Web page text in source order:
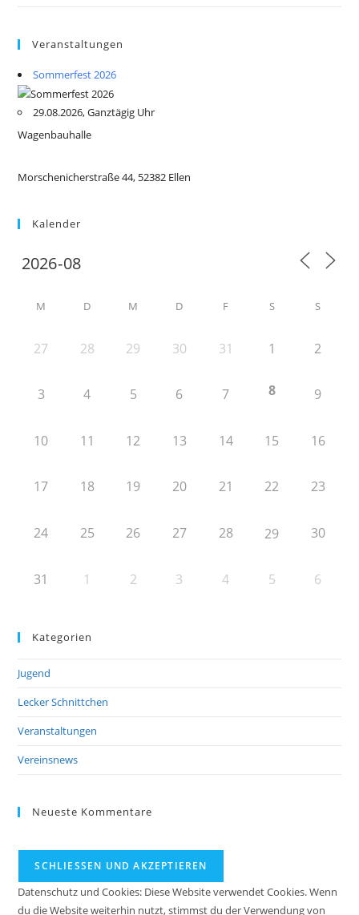
Veranstaltungen
Sommerfest 2026
29.08.2026, Ganztägig Uhr
Wagenbauhalle
Morschenicherstraße 44, 52382 Ellen
Kalender
M D M D F S S
27 28 29 30 31 1 2
3 4 5 6 7 8 9
10 11 12 13 14 15 16
17 18 19 20 21 22 23
24 25 26 27 28 29 30
31 1 2 3 4 5 6
Kategorien
Jugend
Lecker Schnittchen
Veranstaltungen
Vereinsnews
Neueste Kommentare
Datenschutz und Cookies: Diese Website verwendet Cookies. Wenn
du die Website weiterhin nutzt, stimmst du der Verwendung von